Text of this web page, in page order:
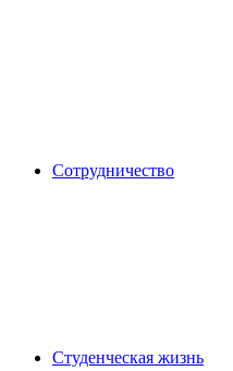
Сотрудничество
Студенческая жизнь